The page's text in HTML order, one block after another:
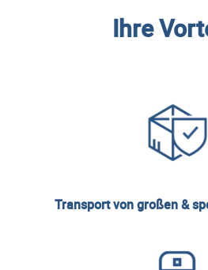
Ihre
Transport von großen &